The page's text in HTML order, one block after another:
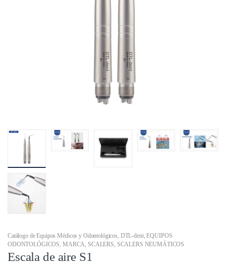
Catálogo de Equipos Médicos y Odontológicos, DTL-dent,EQUIPOS
ODONTOLÓGICOS, MARCA, SCALERS, SCALERS NEUMÁTICOS
Escala de aire S1